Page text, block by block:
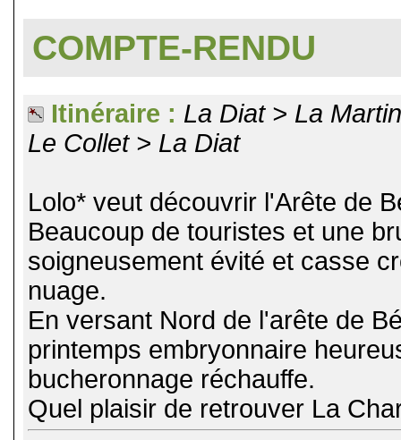
COMPTE-RENDU
Itinéraire : La Diat > La
Le Collet > La Diat
Lolo* veut découvrir l'Arête de
Beaucoup de touristes et une
soigneusement évité et casse
nuage.
En versant Nord de l'arête de
printemps embryonnaire
bucheronnage réchauffe.
Quel plaisir de retrouver La